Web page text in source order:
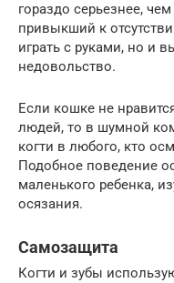
гораздо серьезнее,
привыкший к
играть с руками, но и
недовольство.
Если кошке не
людей, то в шумной
когти в любого, кто
Подобное поведение
маленького ребенка,
осязания.
Самозащита
Когти и зубы